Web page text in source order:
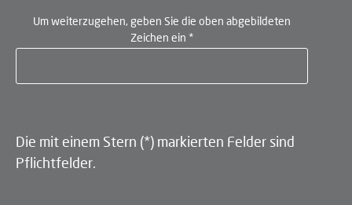
Um weiterzugehen, geben Sie die oben abgebildeten
Zeichen ein *
Die mit einem Stern (*) markierten Felder sind
Pflichtfelder.